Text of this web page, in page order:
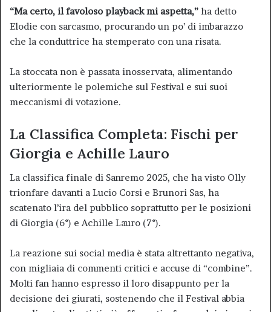
“Ma certo, il favoloso playback mi aspetta,” ha detto
Elodie con sarcasmo, procurando un po’ di imbarazzo
che la conduttrice ha stemperato con una risata.
La stoccata non è passata inosservata, alimentando
ulteriormente le polemiche sul Festival e sui suoi
meccanismi di votazione.
La Classifica Completa: Fischi per
Giorgia e Achille Lauro
La classifica finale di Sanremo 2025, che ha visto Olly
trionfare davanti a Lucio Corsi e Brunori Sas, ha
scatenato l’ira del pubblico soprattutto per le posizioni
di Giorgia (6°) e Achille Lauro (7°).
La reazione sui social media è stata altrettanto negativa,
con migliaia di commenti critici e accuse di “combine”.
Molti fan hanno espresso il loro disappunto per la
decisione dei giurati, sostenendo che il Festival abbia